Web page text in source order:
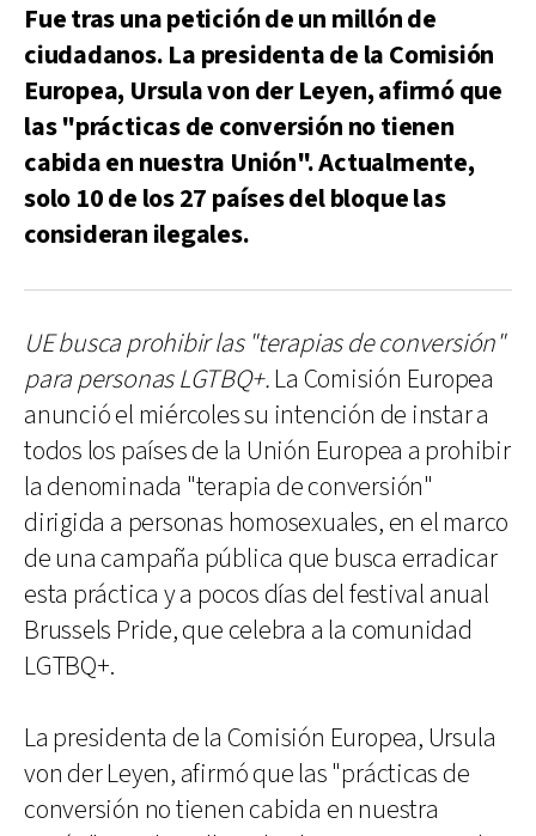
Fue tras una petición de un millón de
ciudadanos. La presidenta de la Comisión
Europea, Ursula von der Leyen, afirmó que
las "prácticas de conversión no tienen
cabida en nuestra Unión". Actualmente,
solo 10 de los 27 países del bloque las
consideran ilegales.
UE busca prohibir las "terapias de conversión"
para personas LGTBQ+.La Comisión Europea
anunció el miércoles su intención de instar a
todos los países de la Unión Europea a prohibir
la denominada "terapia de conversión"
dirigida a personas homosexuales, en el marco
de una campaña pública que busca erradicar
esta práctica y a pocos días del festival anual
Brussels Pride, que celebra a la comunidad
LGTBQ+.
La presidenta de la Comisión Europea, Ursula
von der Leyen, afirmó que las "prácticas de
conversión no tienen cabida en nuestra